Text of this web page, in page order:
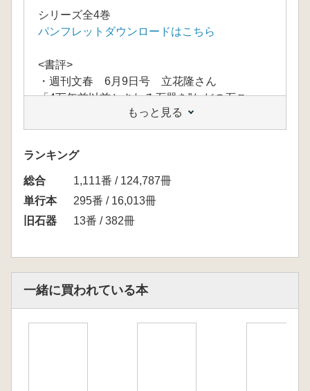
シリーズ全4巻
パンフレットダウンロードはこちら
<書評>
・週刊文春 6月9日号 立花隆さん
「4万年前以前とされる石器を”ただの石こ
ろ”と主張する学者と”たしかに石器”とする学者
のぶつかり合い具合を具体的な石器の写真を示
して述べていくところが面白い」
もっと見る
ランキング
総合
1,111番 / 124,787冊
単行本
295番 / 16,013冊
旧石器
13番 / 382冊
一緒に買われている本